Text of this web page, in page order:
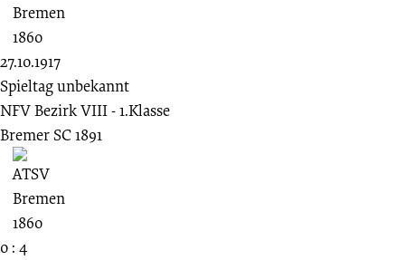
27.10.1917
Spieltag unbekannt
NFV Bezirk VIII - 1.Klasse
Bremer SC 1891
0 : 4